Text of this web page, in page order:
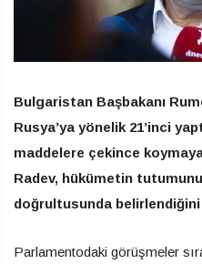
Bulgaristan Başbakanı
Rusya’ya yönelik 21’inci
maddelere çekince koymaya
Radev, hükümetin
doğrultusunda belirlendiğini
Parlamentodaki görüşmeler